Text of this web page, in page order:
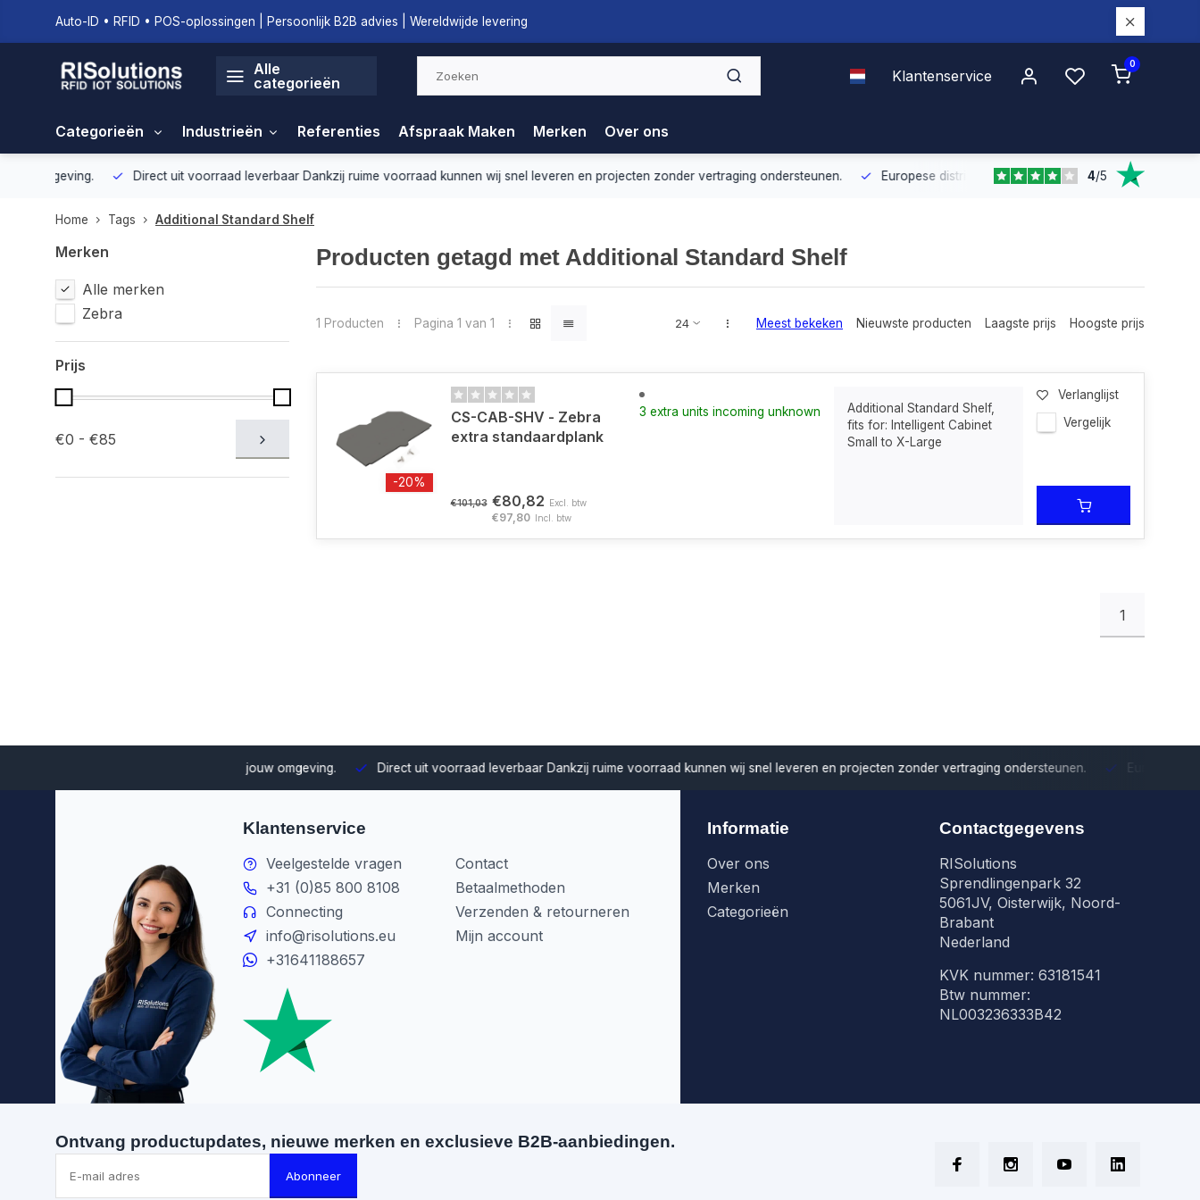
Auto-ID • RFID • POS-oplossingen | Persoonlijk B2B advies | Wereldwijde levering
Alle
categorieën
Klantenservice
0
Categorieën Industrieën Referenties Afspraak Maken Merken Over ons
Direct uit voorraad leverbaar Dankzij ruime voorraad kunnen wij snel leveren en projecten zonder vertraging ondersteunen. Europese distributieMet onze Europese dekking leveren wij
4/5
Home Tags Additional Standard Shelf
Merken
Alle merken
Zebra
Prijs
€0 - €85
Producten getagd met Additional Standard Shelf
1 Producten Pagina 1 van 1 Meest bekeken Nieuwste producten Laagste prijs Hoogste prijs
-20%
CS-CAB-SHV - Zebra
extra standaardplank
€101,03 €80,82 Excl. btw
€97,80 Incl. btw
3 extra units incoming unknown
Additional Standard Shelf,
fits for: Intelligent Cabinet
Small to X-Large
Verlanglijst
Vergelijk
1
Direct uit voorraad leverbaarDankzij ruime voorraad kunnen wij snel leveren en projecten zonder vertraging ondersteunen. Europese distributie
Klantenservice
Veelgestelde vragen
+31 (0)85 800 8108
Connecting
info@risolutions.eu
+31641188657
Contact
Betaalmethoden
Verzenden & retourneren
Mijn account
Informatie
Over ons
Merken
Categorieën
Contactgegevens
RISolutions
Sprendlingenpark 32
5061JV, Oisterwijk, Noord-
Brabant
Nederland
KVK nummer: 63181541
Btw nummer:
NL003236333B42
Ontvang productupdates, nieuwe merken en exclusieve B2B-aanbiedingen.
Abonneer